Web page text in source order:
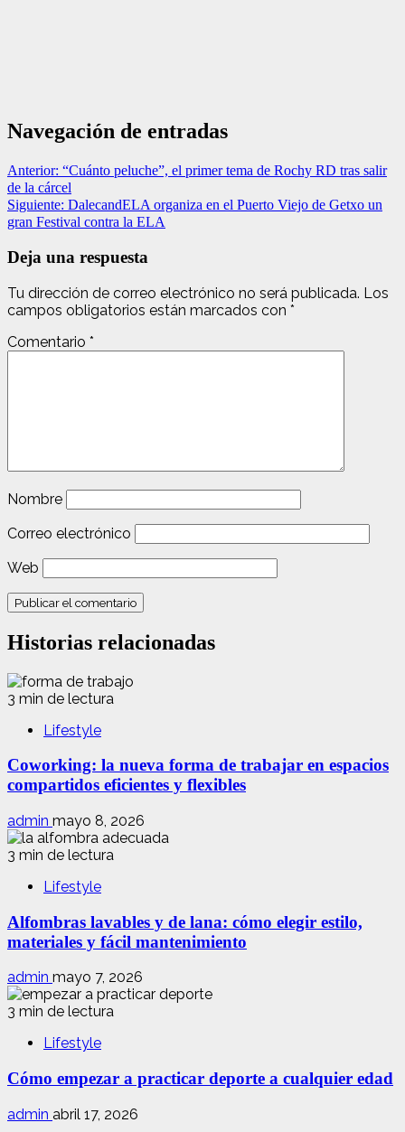
Navegación de entradas
Anterior: “Cuánto peluche”, el primer tema de Rochy RD tras salir
de la cárcel
Siguiente: DalecandELA organiza en el Puerto Viejo de Getxo un
gran Festival contra la ELA
Deja una respuesta
Tu dirección de correo electrónico no será publicada. Los
campos obligatorios están marcados con *
Comentario *
Nombre
Correo electrónico
Web
Historias relacionadas
3 min de lectura
Lifestyle
Coworking: la nueva forma de trabajar en espacios
compartidos eficientes y flexibles
admin mayo 8, 2026
3 min de lectura
Lifestyle
Alfombras lavables y de lana: cómo elegir estilo,
materiales y fácil mantenimiento
admin mayo 7, 2026
3 min de lectura
Lifestyle
Cómo empezar a practicar deporte a cualquier edad
admin abril 17, 2026